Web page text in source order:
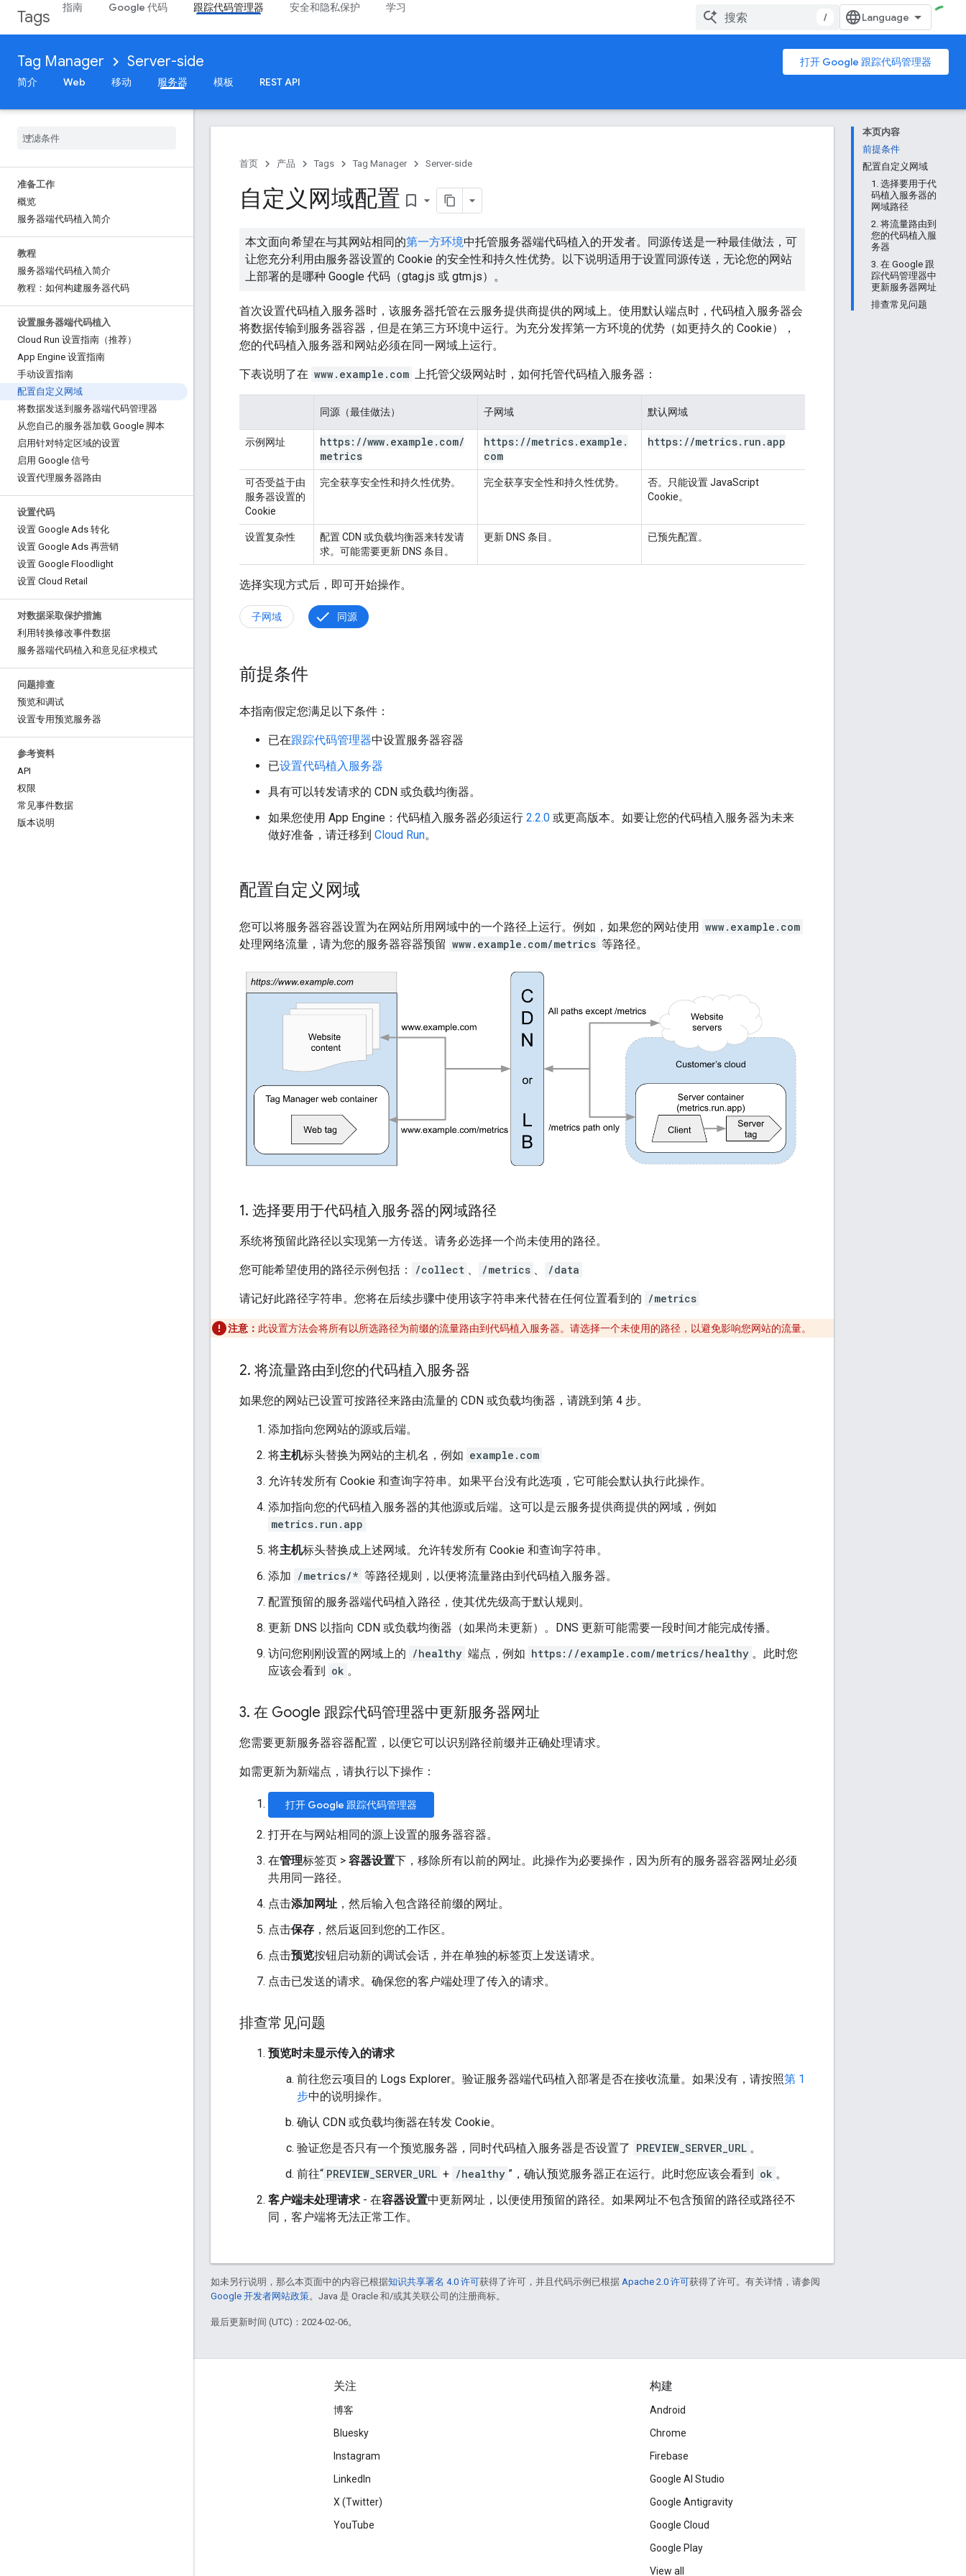
Tags 指南 Google 代码 跟踪代码管理器 安全和隐私保护 学习
/
Tag Manager Server-side
打开 Google 跟踪代码管理器
简介
Web 移动 服务器 模板 REST API
准备工作
概览
服务器端代码植入简介
教程
服务器端代码植入简介
教程：如何构建服务器代码
设置服务器端代码植入
Cloud Run 设置指南（推荐）
App Engine 设置指南
手动设置指南
配置自定义网域
将数据发送到服务器端代码管理器
从您自己的服务器加载 Google 脚本
启用针对特定区域的设置
启用 Google 信号
设置代理服务器路由
设置代码
设置 Google Ads 转化
设置 Google Ads 再营销
设置 Google Floodlight
设置 Cloud Retail
对数据采取保护措施
利用转换修改事件数据
服务器端代码植入和意见征求模式
问题排查
预览和调试
设置专用预览服务器
参考资料
API
权限
常见事件数据
版本说明
本页内容
前提条件
配置自定义网域
1. 选择要用于代
码植入服务器的
网域路径
2. 将流量路由到
您的代码植入服
务器
3. 在 Google 跟
踪代码管理器中
更新服务器网址
排查常见问题
首页 产品 Tags Tag Manager Server-side
自定义网域配置 bookmark_border
本文面向希望在与其网站相同的第一方环境中托管服务器端代码植入的开发者。同源传送是一种最佳做法，可
让您充分利用由服务器设置的 Cookie 的安全性和持久性优势。以下说明适用于设置同源传送，无论您的网站
上部署的是哪种 Google 代码（gtag.js 或 gtm.js）。
首次设置代码植入服务器时，该服务器托管在云服务提供商提供的网域上。使用默认端点时，代码植入服务器会
将数据传输到服务器容器，但是在第三方环境中运行。为充分发挥第一方环境的优势（如更持久的 Cookie），
您的代码植入服务器和网站必须在同一网域上运行。
下表说明了在 www.example.com 上托管父级网站时，如何托管代码植入服务器：
同源（最佳做法） 子网域 默认网域
示例网址 https: //www. example . com/
metrics
https: //metrics. example .
com
https: //metrics. run .app
可否受益于由
服务器设置的
Cookie
完全获享安全性和持久性优势。 完全获享安全性和持久性优势。 否。
只能设置 JavaScript
Cookie。
设置复杂性
配置 CDN 或负载均衡器来转发请
求。可能需要更新 DNS 条目。
更新 DNS 条目。 已预先配置。
选择实现方式后，即可开始操作。
子网域 同源
前提条件
本指南假定您满足以下条件：
已在跟踪代码管理器中设置服务器容器
已设置代码植入服务器
具有可以转发请求的 CDN 或负载均衡器。
如果您使用 App Engine：代码植入服务器必须运行 2.2.0 或更高版本。如要让您的代码植入服务器为未来
做好准备，请迁移到 Cloud Run。
配置自定义网域
您可以将服务器容器设置为在网站所用网域中的一个路径上运行。例如，如果您的网站使用 www.example.com
处理网络流量，请为您的服务器容器预留 www.example.com/metrics 等路径。
1. 选择要用于代码植入服务器的网域路径
系统将预留此路径以实现第一方传送。请务必选择一个尚未使用的路径。
您可能希望使用的路径示例包括： /collect /metrics /data
请记好此路径字符串。您将在后续步骤中使用该字符串来代替在任何位置看到的 /metrics
注意： 此设置方法会将所有以所选路径为前缀的流量路由到代码植入服务器。请选择一个未使用的路径，以避免影响您网站的流量。
2. 将流量路由到您的代码植入服务器
如果您的网站已设置可按路径来路由流量的 CDN 或负载均衡器，请跳到第 4 步。
添加指向您网站的源或后端。
将主机标头替换为网站的主机名，例如 example.com
允许转发所有 Cookie 和查询字符串。如果平台没有此选项，它可能会默认执行此操作。
添加指向您的代码植入服务器的其他源或后端。这可以是云服务提供商提供的网域，例如
metrics.run.app
将主机标头替换成上述网域。允许转发所有 Cookie 和查询字符串。
添加 /metrics/* 等路径规则，以便将流量路由到代码植入服务器。
配置预留的服务器端代码植入路径，使其优先级高于默认规则。
更新 DNS 以指向 CDN 或负载均衡器（如果尚未更新）。DNS 更新可能需要一段时间才能完成传播。
访问您刚刚设置的网域上的 /healthy 端点，例如 https://example.com/metrics/healthy 。此时您
应该会看到 ok 。
3. 在 Google 跟踪代码管理器中更新服务器网址
您需要更新服务器容器配置，以便它可以识别路径前缀并正确处理请求。
如需更新为新端点，请执行以下操作：
打开 Google 跟踪代码管理器
打开在与网站相同的源上设置的服务器容器。
在管理标签页 > 容器设置下，移除所有以前的网址。此操作为必要操作，因为所有的服务器容器网址必须
共用同一路径。
点击添加网址 ，然后输入包含路径前缀的网址。
点击保存 ，然后返回到您的工作区。
点击预览按钮启动新的调试会话，并在单独的标签页上发送请求。
点击已发送的请求。确保您的客户端处理了传入的请求。
排查常见问题
预览时未显示传入的请求
前往您云项目的 Logs Explorer。验证服务器端代码植入部署是否在接收流量。如果没有，请按照第 1
步中的说明操作。
确认 CDN 或负载均衡器在转发 Cookie。
验证您是否只有一个预览服务器，同时代码植入服务器是否设置了 PREVIEW_SERVER_URL 。
前往“ PREVIEW_SERVER_URL + /healthy ”，确认预览服务器正在运行。此时您应该会看到 ok 。
客户端未处理请求 - 在容器设置中更新网址，以便使用预留的路径。如果网址不包含预留的路径或路径不
同，客户端将无法正常工作。
如未另行说明，那么本页面中的内容已根据知识共享署名 4.0 许可获得了许可，并且代码示例已根据 Apache 2.0 许可获得了许可。有关详情，请参阅
Google 开发者网站政策。Java 是 Oracle 和/或其关联公司的注册商标。
最后更新时间 (UTC)：2024-02-06。
关注
博客
Bluesky
Instagram
LinkedIn
X (Twitter)
YouTube
构建
Android
Chrome
Firebase
Google AI Studio
Google Antigravity
Google Cloud
Google Play
View all